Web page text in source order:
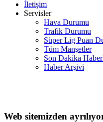
İletişim
Servisler
Hava Durumu
Trafik Durumu
Süper Lig Puan
Tüm Manşetler
Son Dakika
Haber Arşivi
Web sitemizden